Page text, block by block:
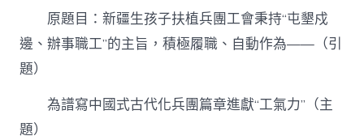
進
新
征
賀
全
原題目：新疆生孩子扶植兵團工會秉持“屯墾戍
邊、辦事職工”的主旨，積極履職、自動作為——（引
題）
為譜寫中國式古代化兵團篇章進獻“工氣力”（主
題）